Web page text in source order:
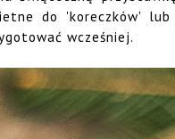
do 'koreczków'
wcześniej.